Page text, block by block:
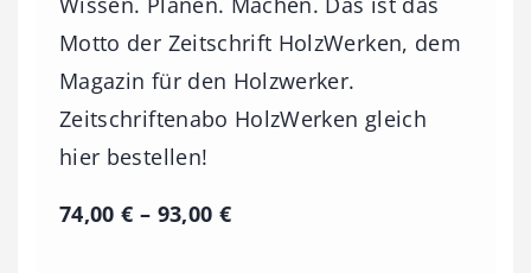
Motto der Zeitschrift HolzWerken, dem
Magazin für den Holzwerker.
Zeitschriftenabo HolzWerken gleich
hier bestellen!
74,00€ – 93,00 €P